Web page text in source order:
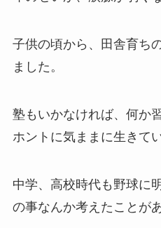
子供の頃から、田舎育ち
ました。
塾もいかなければ、何か
ホントに気ままに生きて
中学、高校時代も野球に
の事なんか考えたことが